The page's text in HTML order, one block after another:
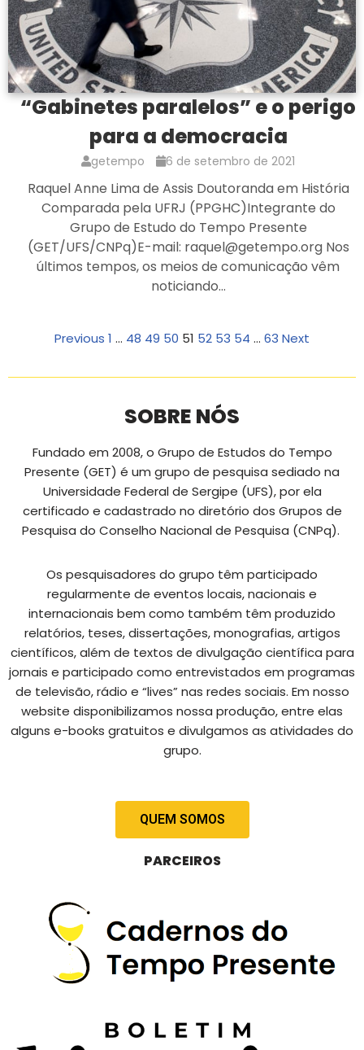
“Gabinetes paralelos” e o perigo
para a democracia
getempo 6 de setembro de 2021
Raquel Anne Lima de Assis Doutoranda em História
Comparada pela UFRJ (PPGHC)Integrante do
Grupo de Estudo do Tempo Presente
(GET/UFS/CNPq)E-mail: raquel@getempo.org Nos
últimos tempos, os meios de comunicação vêm
noticiando…
Previous 1 … 48 49 50 51 52 53 54 … 63 Next
SOBRE NÓS
Fundado em 2008, o Grupo de Estudos do Tempo
Presente (GET) é um grupo de pesquisa sediado na
Universidade Federal de Sergipe (UFS), por ela
certificado e cadastrado no diretório dos Grupos de
Pesquisa do Conselho Nacional de Pesquisa (CNPq).
Os pesquisadores do grupo têm participado
regularmente de eventos locais, nacionais e
internacionais bem como também têm produzido
relatórios, teses, dissertações, monografias, artigos
científicos, além de textos de divulgação científica para
jornais e participado como entrevistados em programas
de televisão, rádio e “lives” nas redes sociais. Em nosso
website disponibilizamos nossa produção, entre elas
alguns e-books gratuitos e divulgamos as atividades do
grupo.
QUEM SOMOS
PARCEIROS